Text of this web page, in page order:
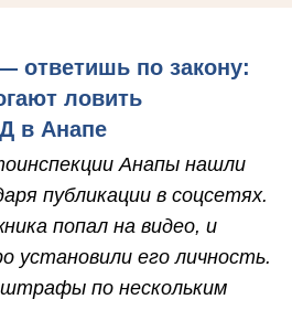
ответишь по закону:
ловить
в Анапе
Анапы нашли
публикации в соцсетях.
попал на видео, и
установили его личность.
по нескольким